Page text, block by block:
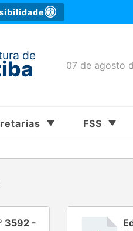
de
07 de agosto
FSS
3592 -